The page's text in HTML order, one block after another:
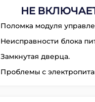
НЕ
Поломка модуля
Неисправности блока
Замкнутая дверца.
Проблемы с